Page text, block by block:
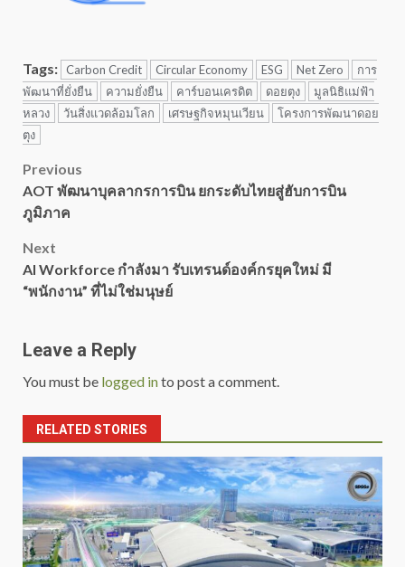
Tags: Carbon Credit Circular Economy ESG Net Zero
การ
พัฒนาที่ยั่งยืน
ความยั่งยืน คาร์บอนเครดิต ดอยตุง
มูลนิธิแม่ฟ้า
หลวง
วันสิ่งแวดล้อมโลก เศรษฐกิจหมุนเวียน
โครงการพัฒนาดอย
ตุง
Post
navigation
Previous
AOT พัฒนาบุคลากรการบิน ยกระดับไทยสู่ฮับการบิน
ภูมิภาค
Next
AI Workforce กำลังมา รับเทรนด์องค์กรยุคใหม่ มี
“พนักงาน” ที่ไม่ใช่มนุษย์
Leave a Reply
You must be logged into post a comment.
RELATED STORIES